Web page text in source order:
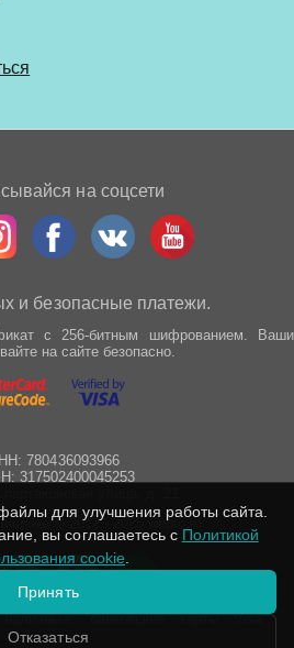
на соцсети
и безопасные платежи.
с 256-битным шифрованием. Ваши
на сайте безопасно.
780436093966
317502400045253
© 2012 - 2025 wepro.ru
банковские карты Visa,
для улучшения работы сайта.
вы соглашаетесь с Политикой
cookie
Принять
Отказаться